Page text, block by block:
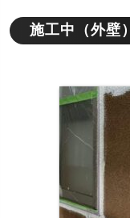
施工中（外壁）